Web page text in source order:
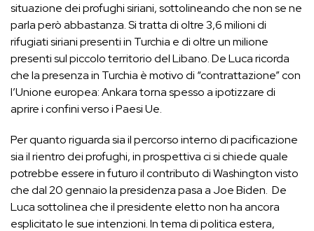
situazione dei profughi siriani, sottolineando che non se ne
parla però abbastanza. Si tratta di oltre 3,6 milioni di
rifugiati siriani presenti in Turchia e di oltre un milione
presenti sul piccolo territorio del Libano. De Luca ricorda
che la presenza in Turchia è motivo di “contrattazione” con
l’Unione europea: Ankara torna spesso a ipotizzare di
aprire i confini verso i Paesi Ue.
Per quanto riguarda sia il percorso interno di pacificazione
sia il rientro dei profughi, in prospettiva ci si chiede quale
potrebbe essere in futuro il contributo di Washington visto
che dal 20 gennaio la presidenza pasa a Joe Biden. De
Luca sottolinea che il presidente eletto non ha ancora
esplicitato le sue intenzioni. In tema di politica estera,